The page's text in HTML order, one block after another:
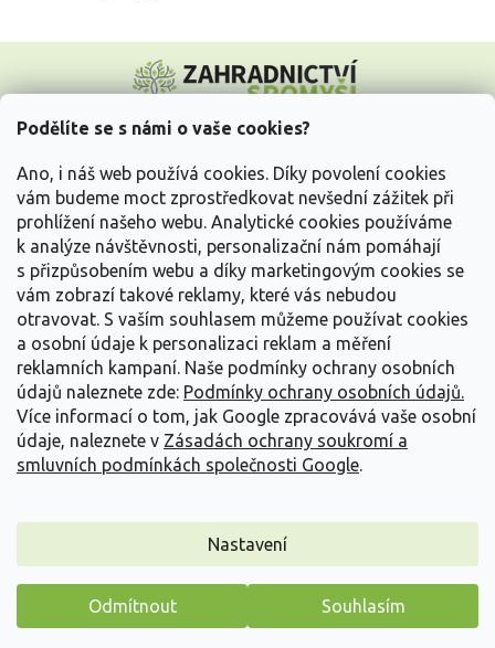
Podělíte se s námi o vaše cookies?
Ano, i náš web používá cookies. Díky povolení cookies
vám budeme moct zprostředkovat nevšední zážitek při
prohlížení našeho webu. Analytické cookies používáme
k analýze návštěvnosti, personalizační nám pomáhají
s přizpůsobením webu a díky marketingovým cookies se
vám zobrazí takové reklamy, které vás nebudou
otravovat. S vaším souhlasem můžeme používat cookies
a osobní údaje k personalizaci reklam a měření
reklamních kampaní. Naše podmínky ochrany osobních
údajů naleznete zde: Podmínky ochrany osobních údajů.
Více informací o tom, jak Google zpracovává vaše osobní
údaje, naleznete v Zásadách ochrany soukromí a
smluvních podmínkách společnosti Google.
Nastavení
Odmítnout Souhlasím
p
Vše o nákupu
Informace pro Vás
Kontakujte nás
Vytvořil Shoptet
Copyright 2026Zahradnictví Spomyšl. Všechna práva
vyhrazena.
Máme pro vás malý dárek